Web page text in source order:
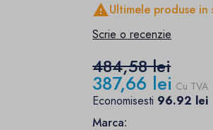
Ultimele produse in
Scrie o recenzie
484,58 lei
387,66 lei Cu TVA
Economisesti 96.92 lei
Marca: